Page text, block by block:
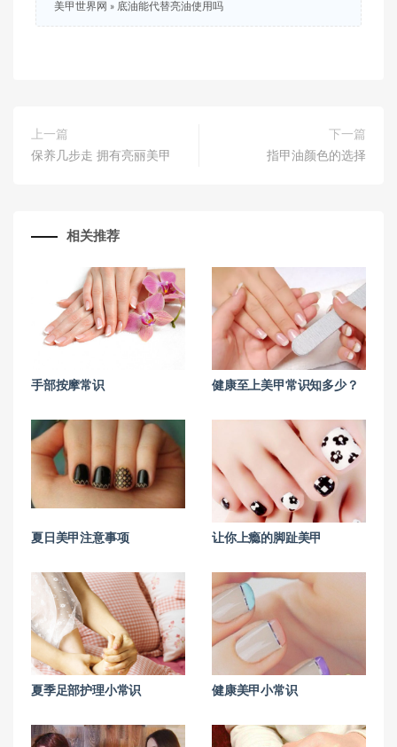
美甲世界网 » 底油能代替亮油使用吗
上一篇
保养几步走 拥有亮丽美甲
下一篇
指甲油颜色的选择
相关推荐
手部按摩常识 健康至上美甲常识知多少？
夏日美甲注意事项 让你上瘾的脚趾美甲
夏季足部护理小常识 健康美甲小常识